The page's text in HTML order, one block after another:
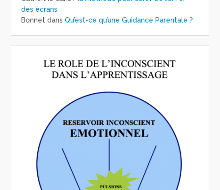
des écrans
Bonnet dansQu’est-ce qu’une Guidance Parentale ?